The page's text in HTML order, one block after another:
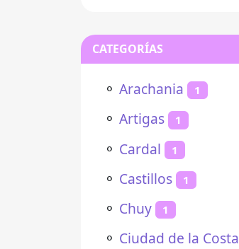
CATEGORÍAS
⚬ Arachania 1
⚬ Artigas 1
⚬ Cardal 1
⚬ Castillos 1
⚬ Chuy 1
⚬ Ciudad de la Costa